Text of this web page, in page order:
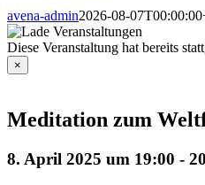
Facebook
Instagram
avena-admin2026-08-
Diese Veranstaltung hat bereits
×
Meditation zum
8. April 2025 um 19:00 -